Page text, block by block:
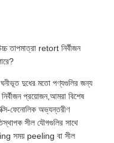
তাপমাত্রা retort নির্বীজন
দুধের মতো পণ্যগুলির জন্য
নির্বীজন প্রয়োজন,আমরা বিশেষ
ফেনোলিক অভ্যন্তরীণ
সীল যৌগগুলির সাথে
সময় peeling বা সীল